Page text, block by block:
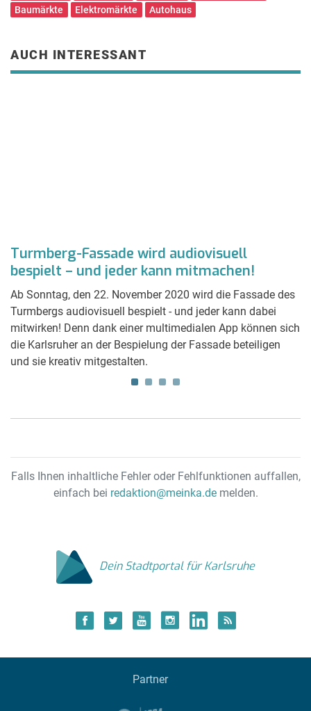
Baumärkte
Elektromärkte Autohaus
AUCH INTERESSANT
Turmberg-Fassade wird audiovisuell
bespielt – und jeder kann mitmachen!
Ab Sonntag, den 22. November 2020 wird die Fassade des
Turmbergs audiovisuell bespielt - und jeder kann dabei
mitwirken! Denn dank einer multimedialen App können sich
die Karlsruher an der Bespielung der Fassade beteiligen
und sie kreativ mitgestalten.
Falls Ihnen inhaltliche Fehler oder Fehlfunktionen auffallen,
einfach bei redaktion@meinka.demelden.
Dein Stadtportal für Karlsruhe
Partner